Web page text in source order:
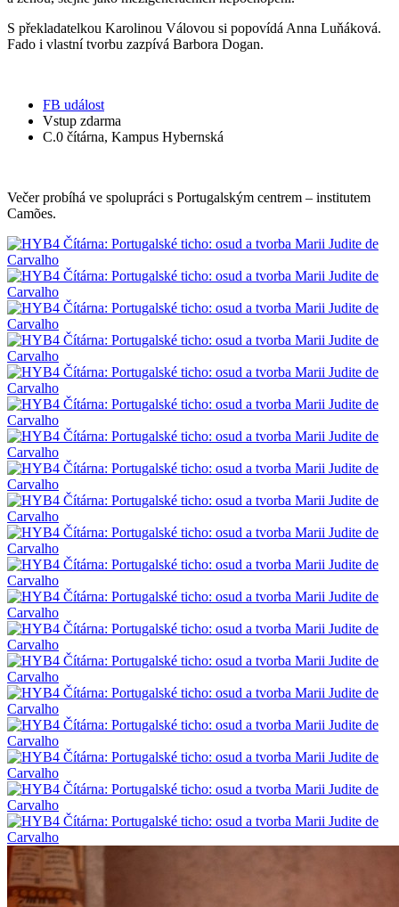
S překladatelkou Karolinou Válovou si popovídá Anna Luňáková.
Fado i vlastní tvorbu zazpívá Barbora Dogan.
FB událost
Vstup zdarma
C.0 čítárna, Kampus Hybernská
Večer probíhá ve spolupráci s Portugalským centrem – institutem
Camões.